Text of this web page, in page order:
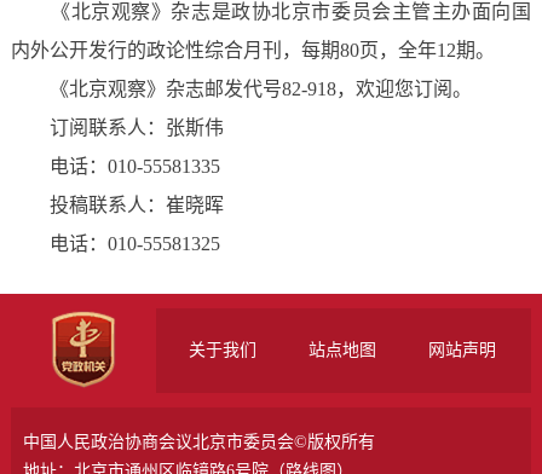
《北京观察》杂志是政协北京市委员会主管主办面向国
内外公开发行的政论性综合月刊，每期80页，全年12期。
《北京观察》杂志邮发代号82-918，欢迎您订阅。
订阅联系人：张斯伟
电话：010-55581335
投稿联系人：崔晓晖
电话：010-55581325
关于我们 站点地图 网站声明
中国人民政治协商会议北京市委员会©版权所有